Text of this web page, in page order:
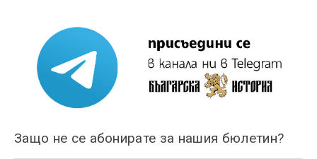
Защо не се абонирате за нашия бюлетин?